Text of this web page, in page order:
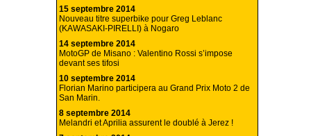
15 septembre 2014
Nouveau titre superbike pour Greg Leblanc
(KAWASAKI-PIRELLI) à Nogaro
14 septembre 2014
MotoGP de Misano : Valentino Rossi s’impose
devant ses tifosi
10 septembre 2014
Florian Marino participera au Grand Prix Moto 2 de
San Marin.
8 septembre 2014
Melandri et Aprilia assurent le doublé à Jerez !